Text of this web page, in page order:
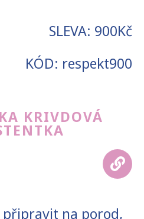
SLEVA: 900Kč
KÓD: respekt900
KRIVDOVÁ
na porod,